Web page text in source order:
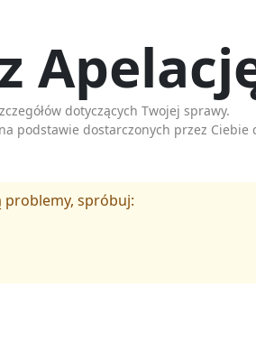
dotyczących Twojej sprawy.
podstawie dostarczonych przez Ciebie
problemy, spróbuj: